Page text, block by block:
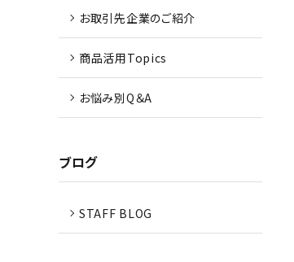
お取引先企業のご紹介
商品活用Topics
お悩み別Q＆A
ブログ
STAFF BLOG